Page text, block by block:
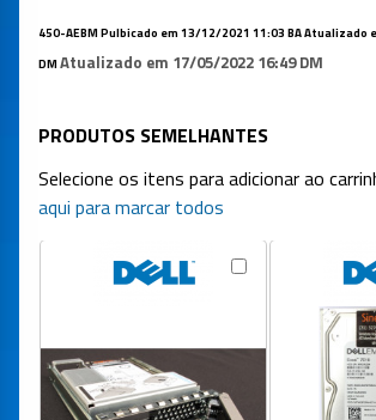
450-AEBM Pulbicado em 13/12/2021 11:03 BA Atualizado
DM Atualizado em 17/05/2022 16:49 DM
PRODUTOS SEMELHANTES
Selecione os itens para adicionar ao
aqui para marcar todos